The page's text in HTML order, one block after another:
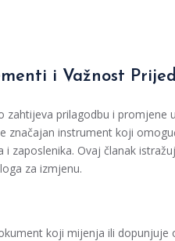
i Važnost
prilagodbu i promjene
značajan instrument koji
zaposlenika. Ovaj članak
za izmjenu.
koji mijenja ili